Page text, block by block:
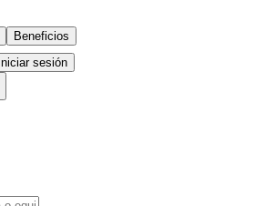
Beneficios
Iniciar sesión